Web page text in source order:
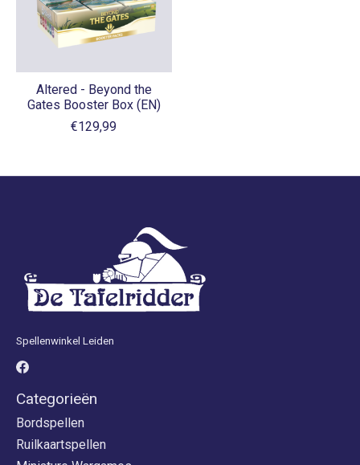
Altered - Beyond the
Gates Booster Box (EN)
€129,99
Spellenwinkel Leiden
Categorieën
Bordspellen
Ruilkaartspellen